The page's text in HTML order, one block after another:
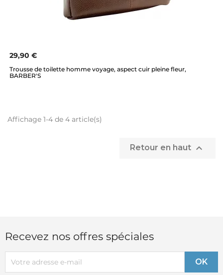
29,90 €
Trousse de toilette homme voyage, aspect cuir pleine fleur,
BARBER'S
Affichage 1-4 de 4 article(s)
Retour en haut 
Recevez nos offres spéciales